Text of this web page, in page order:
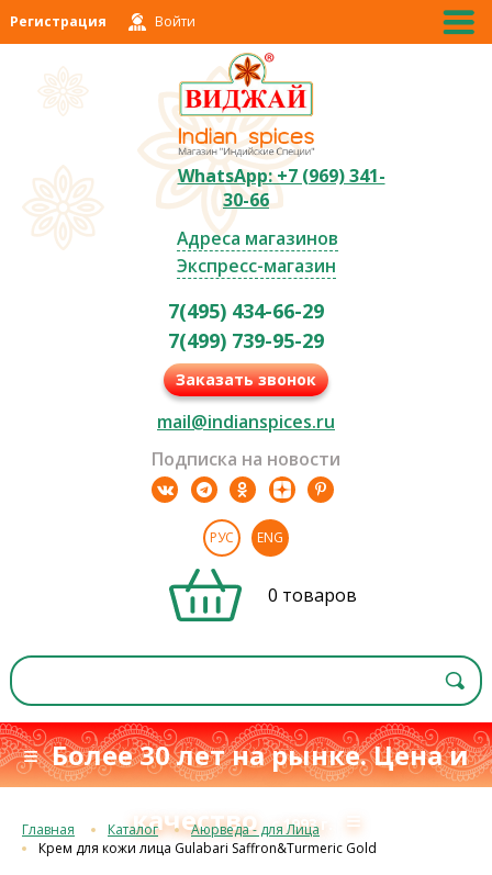
Регистрация Войти
WhatsApp: +7 (969) 341-
30-66
Адреса магазинов
Экспресс-магазин
7(495) 434-66-29
7(499) 739-95-29
Заказать звонок
mail@indianspices.ru
Подписка на новости
РУС ENG
0 товаров
≡ Более 30 лет на рынке. Цена и
качествос 1993 г. ≡
Главная Каталог
Аюрведа - для Лица
Крем для кожи лица Gulabari Saffron&Turmeric Gold